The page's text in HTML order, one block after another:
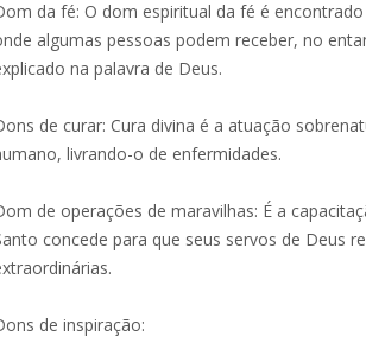
da fé: O dom espiritual da fé é
algumas pessoas podem receber, no
na palavra de Deus.
de curar: Cura divina é a atuação
livrando-o de enfermidades.
de operações de maravilhas: É a
concede para que seus servos de Deus
de inspiração: